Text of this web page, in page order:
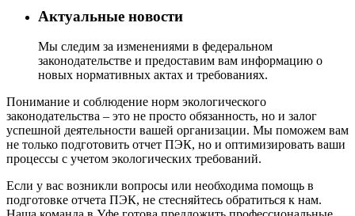
Актуальные новости
Мы следим за изменениями в федеральном
законодательстве и предоставим вам информацию о
новых нормативных актах и требованиях.
Понимание и соблюдение норм экологического
законодательства – это не просто обязанность, но и залог
успешной деятельности вашей организации. Мы поможем вам
не только подготовить отчет ПЭК, но и оптимизировать ваши
процессы с учетом экологических требований.
Если у вас возникли вопросы или необходима помощь в
подготовке отчета ПЭК, не стесняйтесь обратиться к нам.